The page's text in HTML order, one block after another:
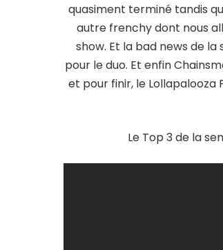
quasiment terminé tandis
autre frenchy dont nous
show. Et la bad news de la
pour le duo. Et enfin
et pour finir, le Lollapalooza
Le Top 3 de la